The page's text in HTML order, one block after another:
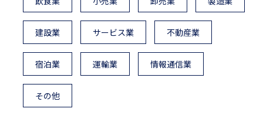
建設業 サービス業 不動産業
宿泊業 運輸業 情報通信業
その他